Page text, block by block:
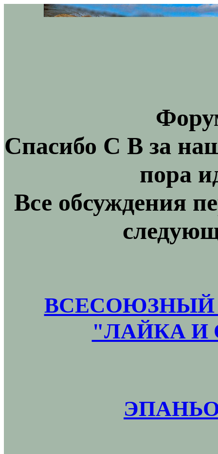
Спасибо С В за
пора
Все обсуждения
ВСЕСОЮЗНЫЙ
"ЛАЙКА И